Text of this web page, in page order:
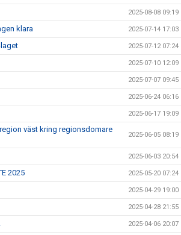
2025-08-08 09:19
klara 2025-07-14 17:03
2025-07-12 07:24
2025-07-10 12:09
2025-07-07 09:45
2025-06-24 06:16
2025-06-17 19:09
väst kring regionsdomare
2025-06-05 08:19
2025-06-03 20:54
2025 2025-05-20 07:24
2025-04-29 19:00
2025-04-28 21:55
2025-04-06 20:07